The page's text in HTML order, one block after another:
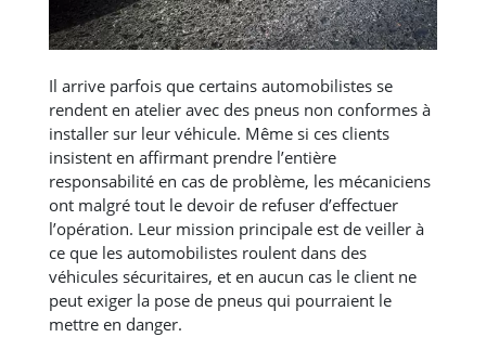
Il arrive parfois que certains automobilistes se
rendent en atelier avec des pneus non conformes à
installer sur leur véhicule. Même si ces clients
insistent en affirmant prendre l’entière
responsabilité en cas de problème, les mécaniciens
ont malgré tout le devoir de refuser d’effectuer
l’opération. Leur mission principale est de veiller à
ce que les automobilistes roulent dans des
véhicules sécuritaires, et en aucun cas le client ne
peut exiger la pose de pneus qui pourraient le
mettre en danger.